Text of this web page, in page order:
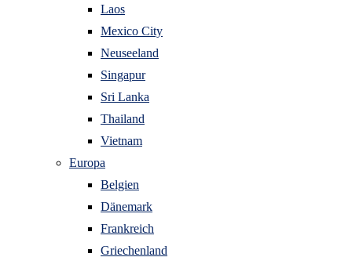
Laos
Mexico City
Neuseeland
Singapur
Sri Lanka
Thailand
Vietnam
Europa
Belgien
Dänemark
Frankreich
Griechenland